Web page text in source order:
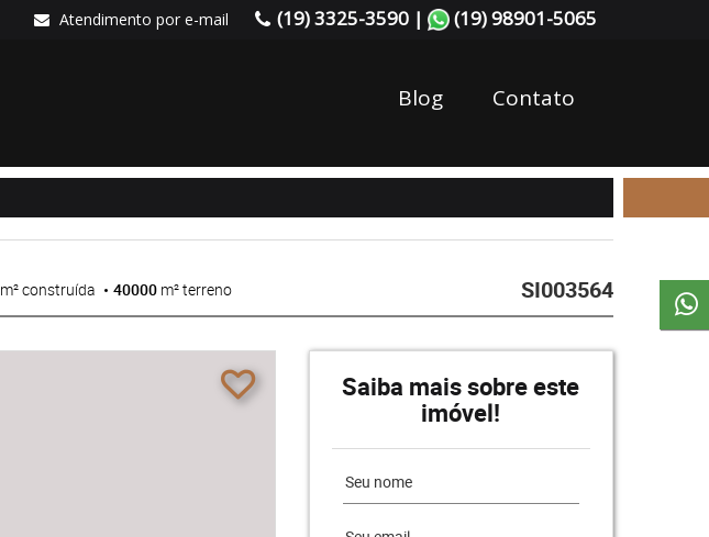
Atendimento por e-mail (19) 3325-3590 | (19) 98901-5065
Blog Contato
m² construída 40000 m² terreno SI003564
Saiba mais sobre este
imóvel!